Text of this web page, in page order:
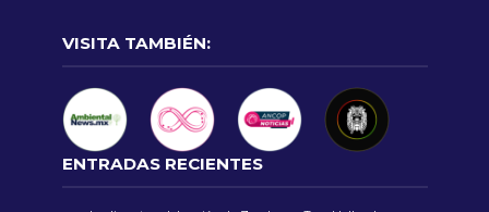
VISITA TAMBIÉN:
ENTRADAS RECIENTES